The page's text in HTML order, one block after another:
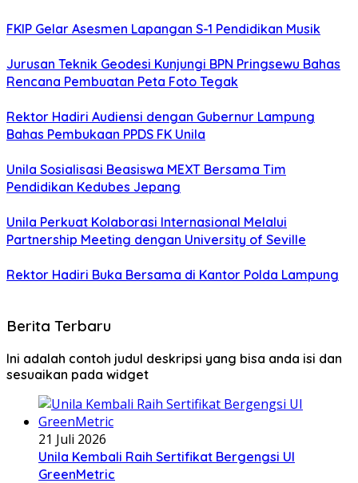
FKIP Gelar Asesmen Lapangan S-1 Pendidikan Musik
Jurusan Teknik Geodesi Kunjungi BPN Pringsewu Bahas
Rencana Pembuatan Peta Foto Tegak
Rektor Hadiri Audiensi dengan Gubernur Lampung
Bahas Pembukaan PPDS FK Unila
Unila Sosialisasi Beasiswa MEXT Bersama Tim
Pendidikan Kedubes Jepang
Unila Perkuat Kolaborasi Internasional Melalui
Partnership Meeting dengan University of Seville
Rektor Hadiri Buka Bersama di Kantor Polda Lampung
Berita Terbaru
Ini adalah contoh judul deskripsi yang bisa anda isi dan
sesuaikan pada widget
21 Juli 2026
Unila Kembali Raih Sertifikat Bergengsi UI
GreenMetric